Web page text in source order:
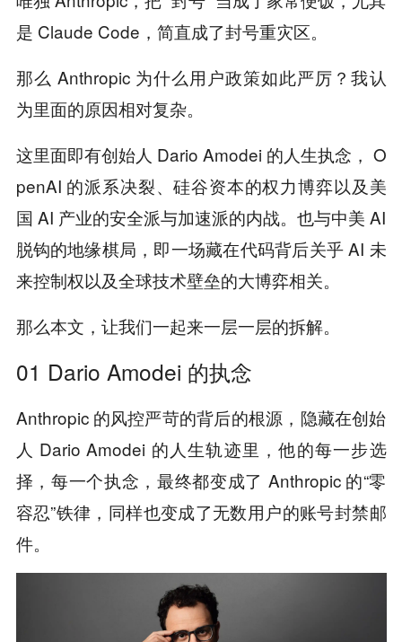
是 Claude Code，简直成了封号重灾区。
那么 Anthropic 为什么用户政策如此严厉？我认
为里面的原因相对复杂。
这里面即有创始人 Dario Amodei 的人生执念， O
penAI 的派系决裂、硅谷资本的权力博弈以及美
国 AI 产业的安全派与加速派的内战。也与中美 AI
脱钩的地缘棋局，即一场藏在代码背后关乎 AI 未
来控制权以及全球技术壁垒的大博弈相关。
那么本文，让我们一起来一层一层的拆解。
01 Dario Amodei 的执念
Anthropic 的风控严苛的背后的根源，隐藏在创始
人 Dario Amodei 的人生轨迹里，他的每一步选
择，每一个执念，最终都变成了 Anthropic 的“零
容忍”铁律，同样也变成了无数用户的账号封禁邮
件。